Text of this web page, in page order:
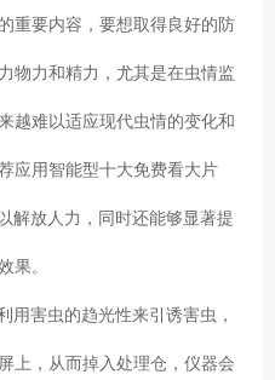
重要内容，要想取得良好的防
物力和精力，尤其是在虫情监
越难以适应现代虫情的变化和
应用智能型十大免费看大片
解放人力，同时还能够显著提
果。
用害虫的趋光性来引诱害虫，
上，从而掉入处理仓，仪器会